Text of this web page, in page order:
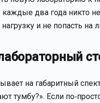
каждые два года никто
и не попасть на
на габаритный
тумбу?». Если